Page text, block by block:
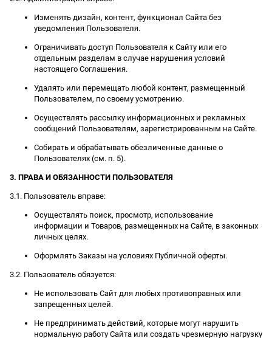
Изменять дизайн, контент, функционал Сайта без
уведомления Пользователя.
Ограничивать доступ Пользователя к Сайту или его
отдельным разделам в случае нарушения условий
настоящего Соглашения.
Удалять или перемещать любой контент, размещенный
Пользователем, по своему усмотрению.
Осуществлять рассылку информационных и рекламных
сообщений Пользователям, зарегистрированным на Сайте.
Собирать и обрабатывать обезличенные данные о
Пользователях (см. п. 5).
3. ПРАВА И ОБЯЗАННОСТИ ПОЛЬЗОВАТЕЛЯ
3.1. Пользователь вправе:
Осуществлять поиск, просмотр, использование
информации и Товаров, размещенных на Сайте, в законных
личных целях.
Оформлять Заказы на условиях Публичной оферты.
3.2. Пользователь обязуется:
Не использовать Сайт для любых противоправных или
запрещенных целей.
Не предпринимать действий, которые могут нарушить
нормальную работу Сайта или создать чрезмерную нагрузку